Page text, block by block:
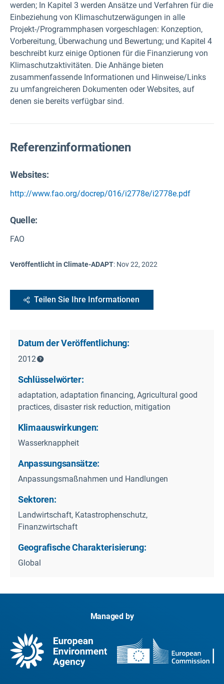
werden; In Kapitel 3 werden Ansätze und Verfahren für die
Einbeziehung von Klimaschutzerwägungen in alle
Projekt-/Programmphasen vorgeschlagen: Konzeption,
Vorbereitung, Überwachung und Bewertung; und Kapitel 4
beschreibt kurz einige Optionen für die Finanzierung von
Klimaschutzaktivitäten. Die Anhänge bieten
zusammenfassende Informationen und Hinweise/Links
zu umfangreicheren Dokumenten oder Websites, auf
denen sie bereits verfügbar sind.
Referenzinformationen
Websites:
http://www.fao.org/docrep/016/i2778e/i2778e.pdf
Quelle:
FAO
Veröffentlicht in Climate-ADAPT: Nov 22, 2022
Teilen Sie Ihre Informationen
Datum der Veröffentlichung:
2012
Schlüsselwörter:
adaptation, adaptation financing, Agricultural good
practices, disaster risk reduction, mitigation
Klimaauswirkungen:
Wasserknappheit
Anpassungsansätze:
Anpassungsmaßnahmen und Handlungen
Sektoren:
Landwirtschaft, Katastrophenschutz,
Finanzwirtschaft
Geografische Charakterisierung:
Global
Managed by